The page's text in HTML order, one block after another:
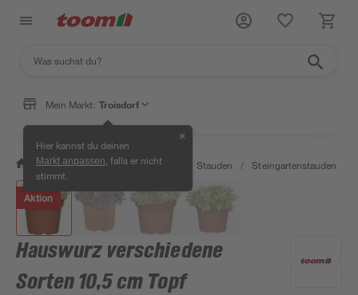
Mein Markt: Troisdorf
Hier kannst du deinen
Markt anpassen , falls er nicht
stimmt.
✕
/ Garten & Freizeit / Pflanzen Stauden / Steingartenstauden
Aktion
Hauswurz verschiedene
Sorten 10,5 cm Topf